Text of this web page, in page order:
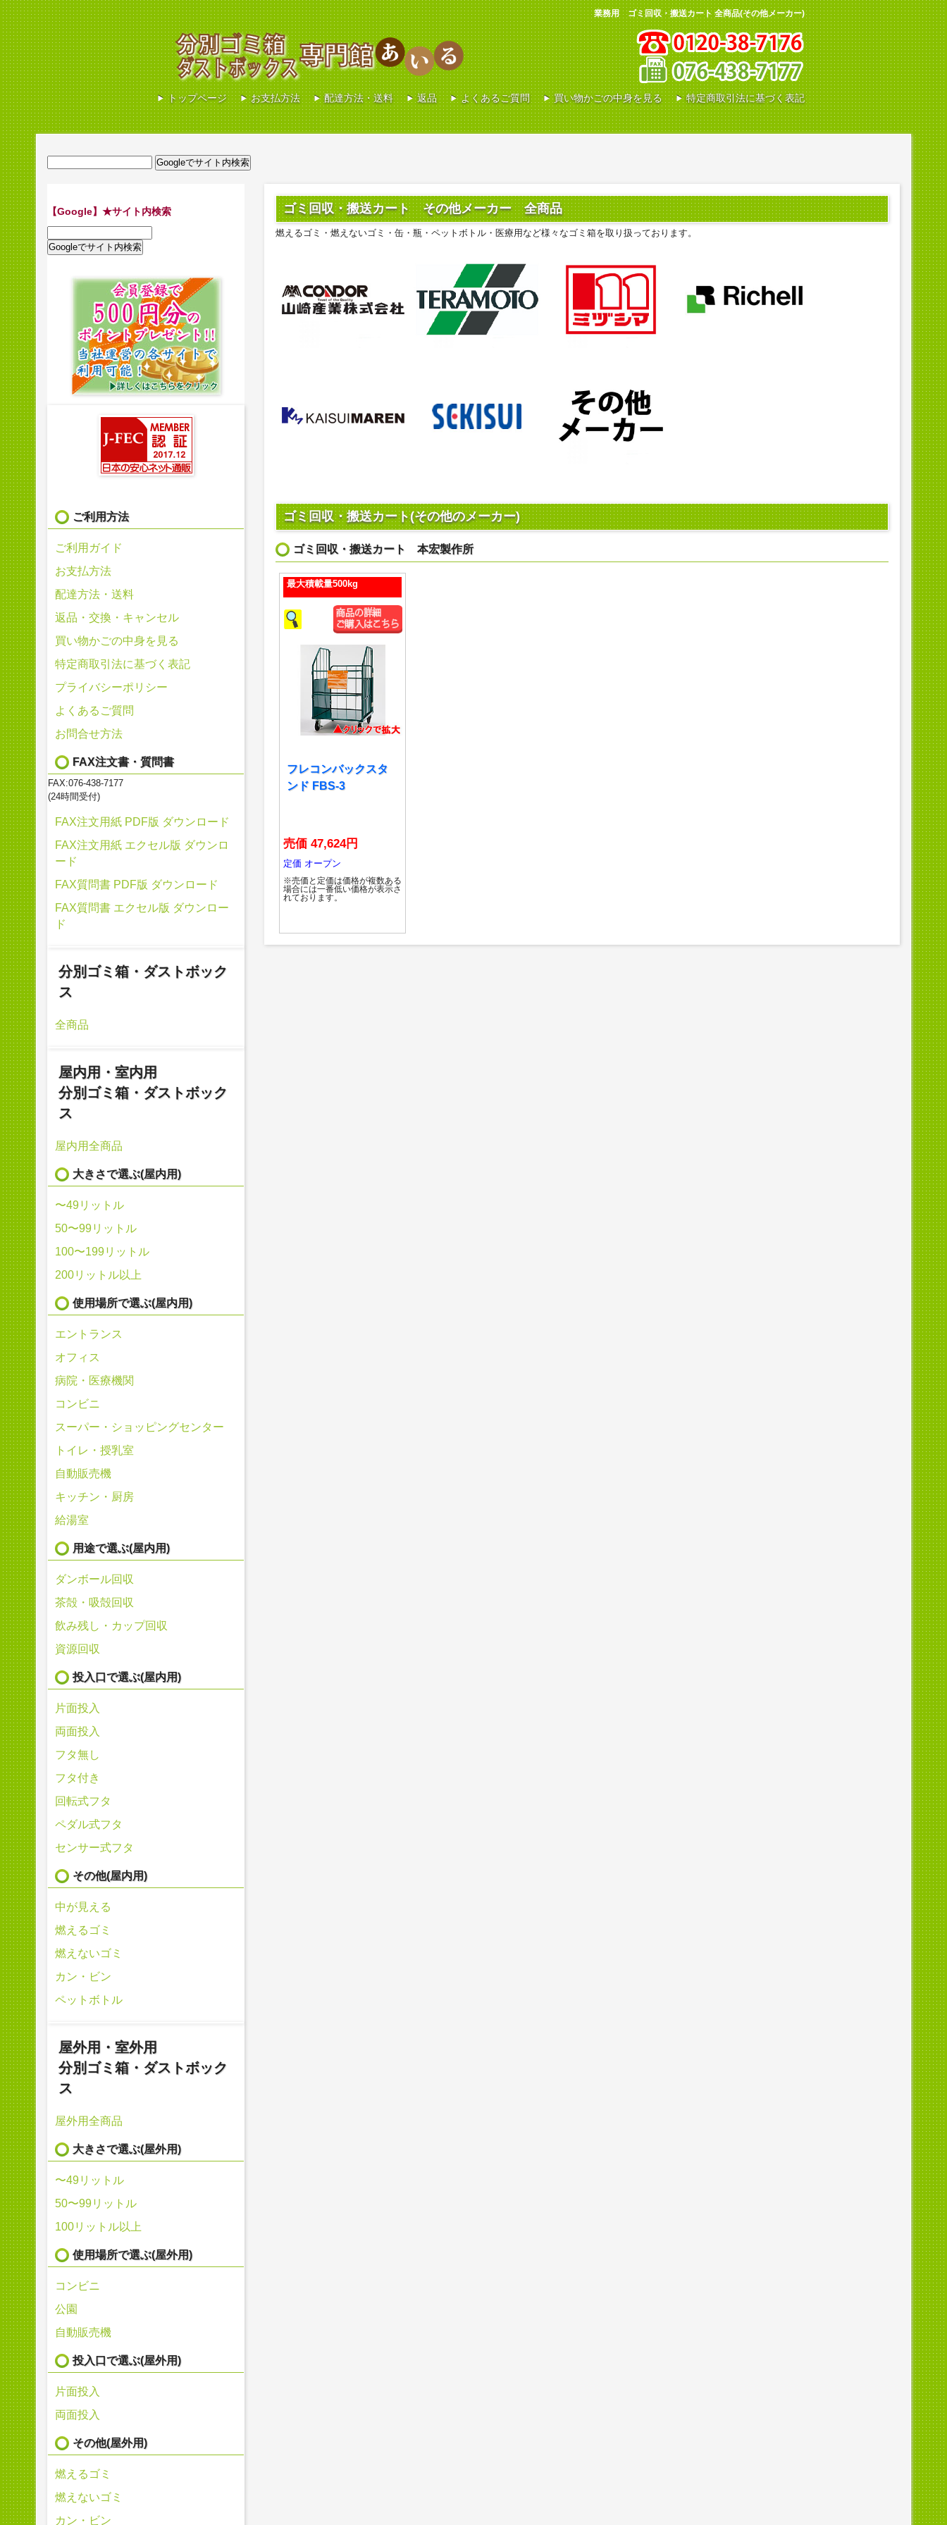
業務用 ゴミ回収・搬送カート 全商品(その他メーカー)
0120-38-7176
トップページ お支払方法 配達方法・送料 返品 よくあるご質問 買い物かごの中身を見る 特定商取引法に基づく表記
ゴミ回収・搬送カート その他メーカー 全商品
燃えるゴミ・燃えないゴミ・缶・瓶・ペットボトル・医療用など様々なゴミ箱を取り扱っております。
ゴミ回収・搬送カート(その他のメーカー)
ゴミ回収・搬送カート 本宏製作所
最大積載量500kg
フレコンバックスタ
ンド FBS-3
売価 47,624円
定価 オープン
※売価と定価は価格が複数ある
場合には一番低い価格が表示さ
れております。
【Google】★サイト内検索
ご利用方法
ご利用ガイド
お支払方法
配達方法・送料
返品・交換・キャンセル
買い物かごの中身を見る
特定商取引法に基づく表記
プライバシーポリシー
よくあるご質問
お問合せ方法
FAX注文書・質問書
FAX:076-438-7177
(24時間受付)
FAX注文用紙 PDF版 ダウンロード
FAX注文用紙 エクセル版 ダウンロ
ード
FAX質問書 PDF版 ダウンロード
FAX質問書 エクセル版 ダウンロー
ド
分別ゴミ箱・ダストボック
ス
全商品
屋内用・室内用
分別ゴミ箱・ダストボック
ス
屋内用全商品
大きさで選ぶ(屋内用)
〜49リットル
50〜99リットル
100〜199リットル
200リットル以上
使用場所で選ぶ(屋内用)
エントランス
オフィス
病院・医療機関
コンビニ
スーパー・ショッピングセンター
トイレ・授乳室
自動販売機
キッチン・厨房
給湯室
用途で選ぶ(屋内用)
ダンボール回収
茶殻・吸殻回収
飲み残し・カップ回収
資源回収
投入口で選ぶ(屋内用)
片面投入
両面投入
フタ無し
フタ付き
回転式フタ
ペダル式フタ
センサー式フタ
その他(屋内用)
中が見える
燃えるゴミ
燃えないゴミ
カン・ビン
ペットボトル
屋外用・室外用
分別ゴミ箱・ダストボック
ス
屋外用全商品
大きさで選ぶ(屋外用)
〜49リットル
50〜99リットル
100リットル以上
使用場所で選ぶ(屋外用)
コンビニ
公園
自動販売機
投入口で選ぶ(屋外用)
片面投入
両面投入
その他(屋外用)
燃えるゴミ
燃えないゴミ
カン・ビン